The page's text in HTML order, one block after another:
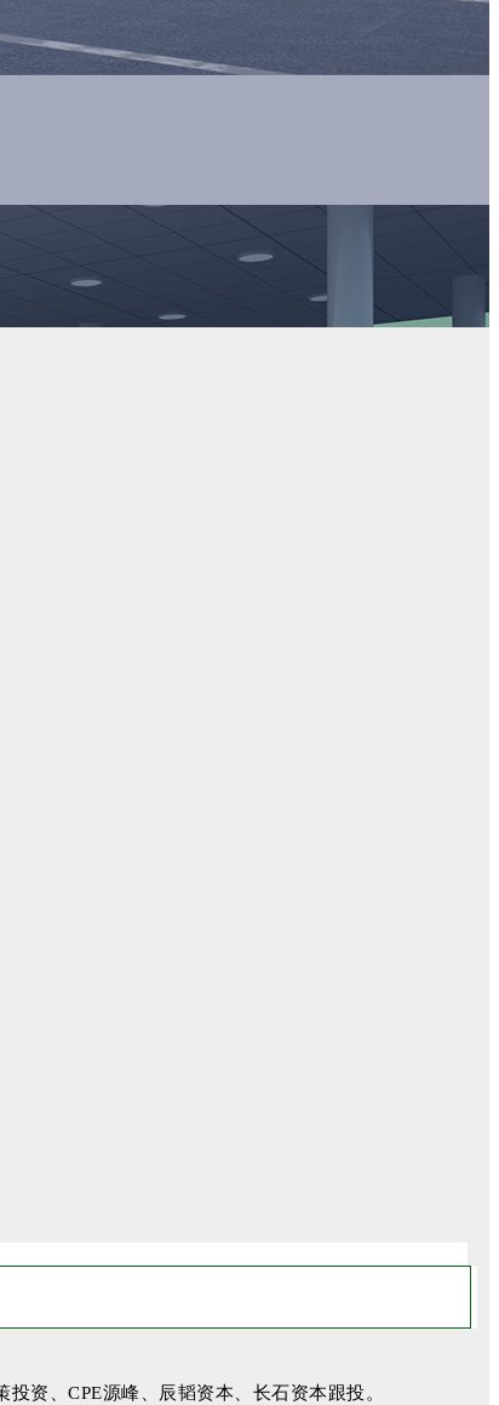
资、CPE源峰、辰韬资本、长石资本跟投。